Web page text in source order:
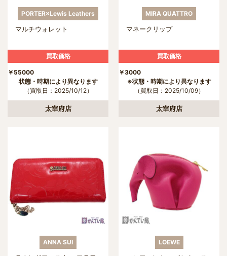
PORTER×Lewis Leathers
マルチウォレット
買取価格
￥55000
状態・時期により異なります
（買取日：2025/10/12）
太宰府店
MIRA QUATTRO
マネークリップ
買取価格
￥3000
※状態・時期により異なります
（買取日：2025/10/09）
太宰府店
ANNA SUI LOEWE